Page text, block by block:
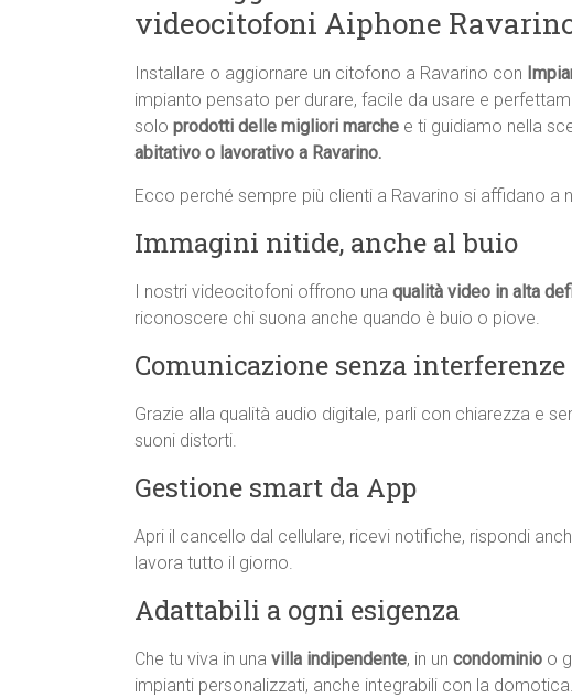
videocitofoni Aiphone
Installare o aggiornare un citofono a Ravarino con
impianto pensato per durare, facile da usare e
solo prodotti delle migliori marche e ti guidiamo nella
abitativo o lavorativo a Ravarino.
Ecco perché sempre più clienti a Ravarino si affidano a
Immagini nitide, anche al buio
I nostri videocitofoni offrono una qualità video in alta
riconoscere chi suona anche quando è buio o piove.
Comunicazione senza interferenze
Grazie alla qualità audio digitale, parli con chiarezza e
suoni distorti.
Gestione smart da App
Apri il cancello dal cellulare, ricevi notifiche, rispondi
lavora tutto il giorno.
Adattabili a ogni esigenza
Che tu viva in una villa indipendente, in un condominio o
impianti personalizzati, anche integrabili con la domotica.